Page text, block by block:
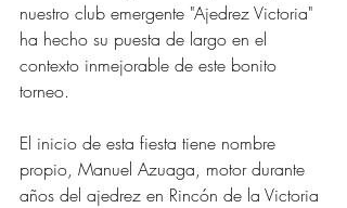
nuestro club emergente "Ajedrez Victoria"
ha hecho su puesta de largo en el
contexto inmejorable de este bonito
torneo.
El inicio de esta fiesta tiene nombre
propio, Manuel Azuaga, motor durante
años del ajedrez en Rincón de la Victoria